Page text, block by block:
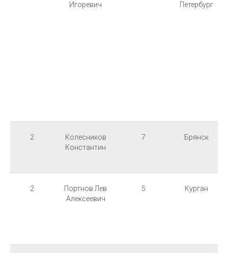
Игоревич
Петербург
2
Колесников
Константин
7 Брянск
2
Портнов Лев
Алексеевич
5 Курган